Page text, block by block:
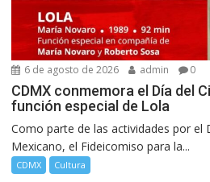
6 de agosto de 2026 admin 0
CDMX conmemora el Día del
función especial de Lola
Como parte de las actividades por el
Mexicano, el Fideicomiso para la...
CDMX Cultura